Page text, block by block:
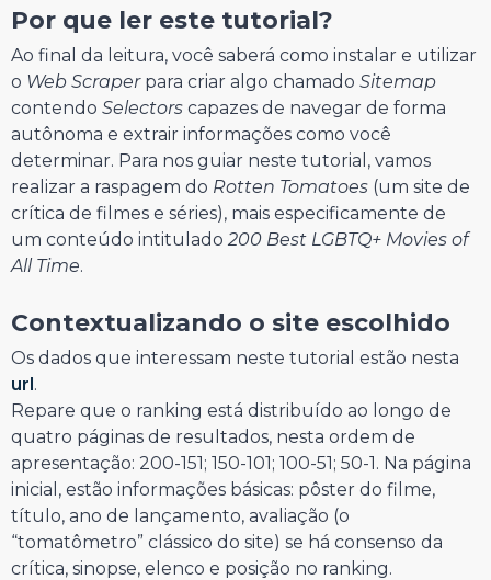
Por que ler este tutorial?
Ao final da leitura, você saberá como instalar e utilizar
o Web Scraperpara criar algo chamado Sitemap
contendo Selectors capazes de navegar de forma
autônoma e extrair informações como você
determinar. Para nos guiar neste tutorial, vamos
realizar a raspagem do Rotten Tomatoes (um site de
crítica de filmes e séries), mais especificamente de
um conteúdo intitulado 200 Best LGBTQ+ Movies of
All Time.
Contextualizando o site escolhido
Os dados que interessam neste tutorial estão nesta
url.
Repare que o ranking está distribuído ao longo de
quatro páginas de resultados, nesta ordem de
apresentação: 200-151; 150-101; 100-51; 50-1. Na página
inicial, estão informações básicas: pôster do filme,
título, ano de lançamento, avaliação (o
“tomatômetro” clássico do site) se há consenso da
crítica, sinopse, elenco e posição no ranking.